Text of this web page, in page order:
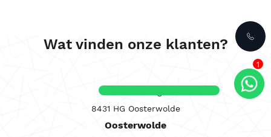
1
Wat vinden onze klanten?
8431 HG Oosterwolde
Oosterwolde